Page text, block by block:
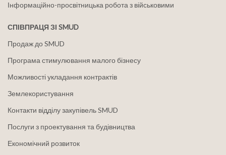
Інформаційно-просвітницька робота з військовими
СПІВПРАЦЯ ЗІ SMUD
Продаж до SMUD
Програма стимулювання малого бізнесу
Можливості укладання контрактів
Землекористування
Контакти відділу закупівель SMUD
Послуги з проектування та будівництва
Економічний розвиток